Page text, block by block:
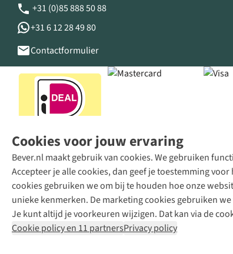
Cookies voor jouw ervaring
Bever.nl maakt gebruik van cookies. We gebruiken
Accepteer je alle cookies, dan geef je toestemming
cookies gebruiken we om bij te houden hoe onze
unieke kenmerken. De marketing cookies gebruiken
Je kunt altijd je voorkeuren wijzigen. Dat kan via de
Cookie policy en 11 partnersPrivacy policy
+31 (0)85 888 50 88
+31 6 12 28 49 80
Contactformulier